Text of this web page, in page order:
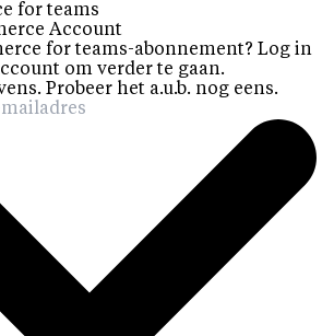
for teams
Account
for teams-abonnement? Log in
om verder te gaan.
Probeer het a.u.b. nog eens.